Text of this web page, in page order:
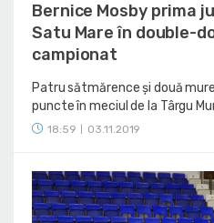
Bernice Mosby prima
Satu Mare în double-
campionat
Patru sătmărence și două
puncte în meciul de la Târgu
18:59 03.11.2019